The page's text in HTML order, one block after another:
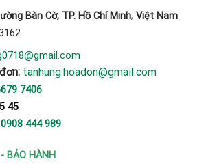
Bàn Cờ, TP. Hồ Chí Minh, Việt Nam
tanhung.hoadon@gmail.com
7406
45
0908 444 989
BẢO HÀNH